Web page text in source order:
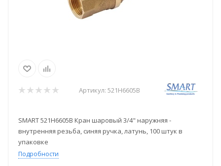
Артикул: 521H6605B
SMART 521H6605B Кран шаровый 3/4" наружняя -
внутренняя резьба, синяя ручка, латунь, 100 штук в
упаковке
Подробности